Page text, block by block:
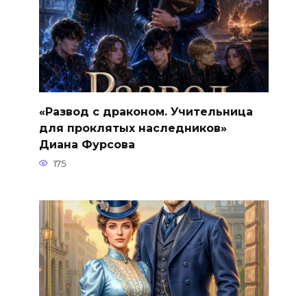
«Развод с драконом. Учительница
для проклятых наследников»
Диана Фурсова
175